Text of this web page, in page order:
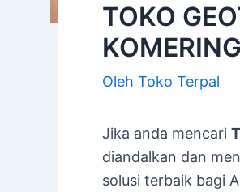
TOKO
Oleh Toko Terpal
Jika anda mencari
diandalkan dan
solusi terbaik bagi